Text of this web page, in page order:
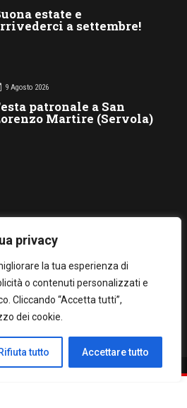
privacy
la tua esperienza di
o contenuti personalizzati e
Cliccando “Accetta tutti”,
dei cookie.
Rifiuta tutto Accettare tutto
estate e
a settembre!
9 Agosto 2026
patronale a San
Martire (Servola)
GIUBILEO
MEDIA